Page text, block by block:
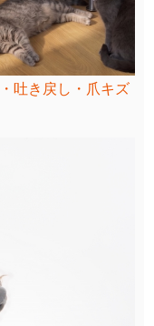
吐き戻し・爪キズ